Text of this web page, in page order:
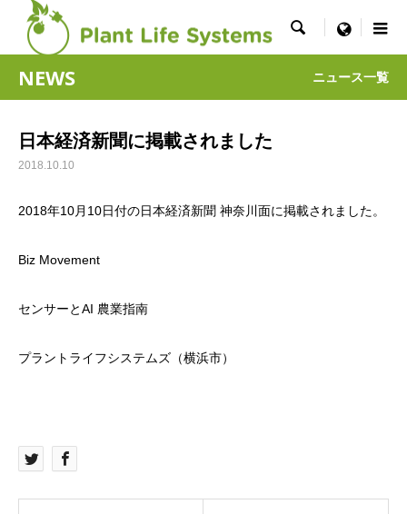
 menu
NEWS ニュース一覧
日本経済新聞に掲載されました
2018.10.10
2018年10月10日付の日本経済新聞 神奈川面に掲載されました。
Biz Movement
センサーとAI 農業指南
プラントライフシステムズ（横浜市）